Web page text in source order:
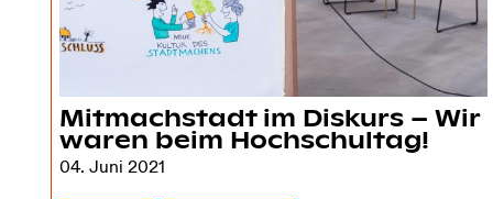
Mitmachstadt im Diskurs – Wir
waren beim Hochschultag!
04. Juni 2021